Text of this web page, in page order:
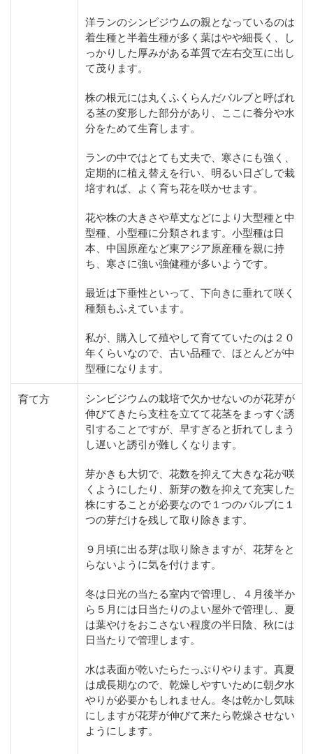
洋ランのシンビジウムの親となっているのは
着生種と半着生種が多く葉はやや細長く、し
っかりした厚みがある革質で左右交互に出し
て茂ります。
株の根元には丸くふくらんだバルブと呼ばれ
る茎の変形した部分があり、ここに養分や水
分をためて生育します。
ランの中ではとても丈夫で、寒さにも強く、
定期的に植え替えを行い、明るい日ざしで栽
培すれば、よく育ち花を咲かせます。
花や株の大きさや草丈などにより大型種と中
型種、小型種に分類されます。小型種は日
本、中国原産など東アジア原産種を親に持
ち、寒さに強い強健種が多いようです。
最近は下垂性といって、下向きに垂れて咲く
種類もふえています。
私が、購入して殖やして育てていたのは２０
年くらいなので、古い品種で、ほとんどが中
型種になります。
育て方
シンビジウムの栽培で欠かせないのが花芽が
伸びてきたら支柱を立てて花茎をまっすぐ誘
引することですが、早すぎると折れてしまう
し遅いと誘引が難しくなります。
芽かきも大切で、花数を抑えて大きな花が咲
くようにしたり、新芽の数を抑えて充実した
株にすることが必要なので１つのバルブに１
つの芽だけを残して取り除きます。
９月頃に出る芽は取り除きますが、花芽をと
らないように気を付けます。
冬は日光の当たる室内で管理し、４月後半か
ら５月には日当たりのよい屋外で管理し、夏
は葉やけをおこさない程度の半日陰、秋には
日当たりで管理します。
水は表面が乾いたらたっぷりやります。真夏
は成長期なので、乾燥しやすいために朝夕水
やりが必要かもしれません。冬は乾かし気味
にしますが花芽が伸びて来たら乾燥させない
ようにします。